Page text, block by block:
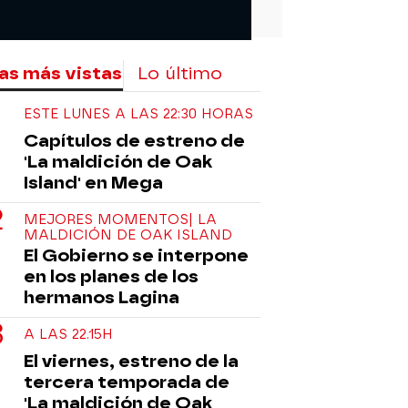
más vistas Lo último
ESTE LUNES A LAS 22:30 HORAS
Capítulos de estreno de
'La maldición de Oak
Island' en Mega
MEJORES MOMENTOS| LA
MALDICIÓN DE OAK ISLAND
El Gobierno se interpone
en los planes de los
hermanos Lagina
A LAS 22.15H
El viernes, estreno de la
tercera temporada de
'La maldición de Oak